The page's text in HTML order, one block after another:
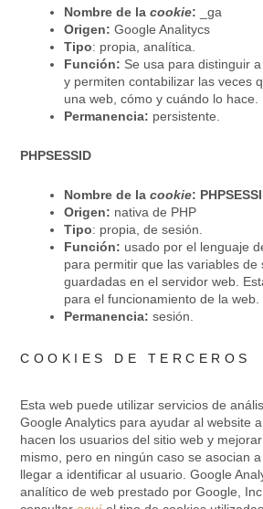
Nombre de la cookie:
_ga
Origen: Google Analitycs
Tipo: propia, analítica.
Función: Se usa para distinguir
y permiten contabilizar las veces
una web, cómo y cuándo lo hace.
Permanencia: persistente.
PHPSESSID
Nombre de la cookie:
Origen: nativa de PHP
Tipo: propia, de sesión.
Función: usado por el lenguaje
para permitir que las variables de
guardadas en el servidor web.
para el funcionamiento de la web.
Permanencia: sesión.
COOKIES DE TERCEROS
Esta web puede utilizar servicios de
Google Analytics para ayudar al website
hacen los usuarios del sitio web y
mismo, pero en ningún caso se asocian
llegar a identificar al usuario. Google
analítico de web prestado por Google,